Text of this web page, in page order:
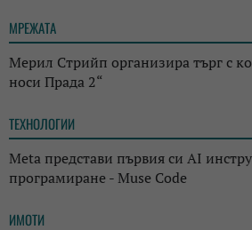
МРЕЖАТА
Мерил Стрийп организира търг с
носи Прада 2“
ТЕХНОЛОГИИ
Meta представи първия си AI
програмиране - Muse Code
ИМОТИ